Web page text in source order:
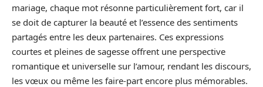
mariage, chaque mot résonne particulièrement fort, car il
se doit de capturer la beauté et l’essence des sentiments
partagés entre les deux partenaires. Ces expressions
courtes et pleines de sagesse offrent une perspective
romantique et universelle sur l’amour, rendant les discours,
les vœux ou même les faire-part encore plus mémorables.